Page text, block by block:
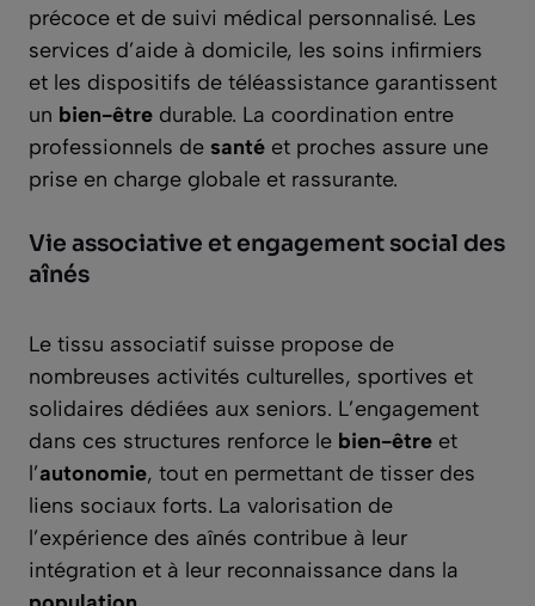
précoce et de suivi médical personnalisé. Les
services d’aide à domicile, les soins infirmiers
et les dispositifs de téléassistance garantissent
un bien-être durable. La coordination entre
professionnels de santé et proches assure une
prise en charge globale et rassurante.
Vie associative et engagement social des
aînés
Le tissu associatif suisse propose de
nombreuses activités culturelles, sportives et
solidaires dédiées aux seniors. L’engagement
dans ces structures renforce le bien-être et
l’autonomie, tout en permettant de tisser des
liens sociaux forts. La valorisation de
l’expérience des aînés contribue à leur
intégration et à leur reconnaissance dans la